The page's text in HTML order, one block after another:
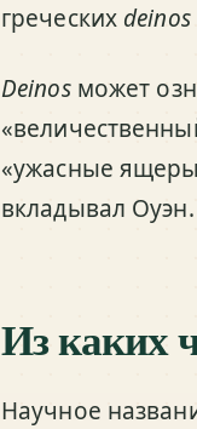
греческих deinos
Deinosможет
«ужасные
вкладывал
Из каких
Научное